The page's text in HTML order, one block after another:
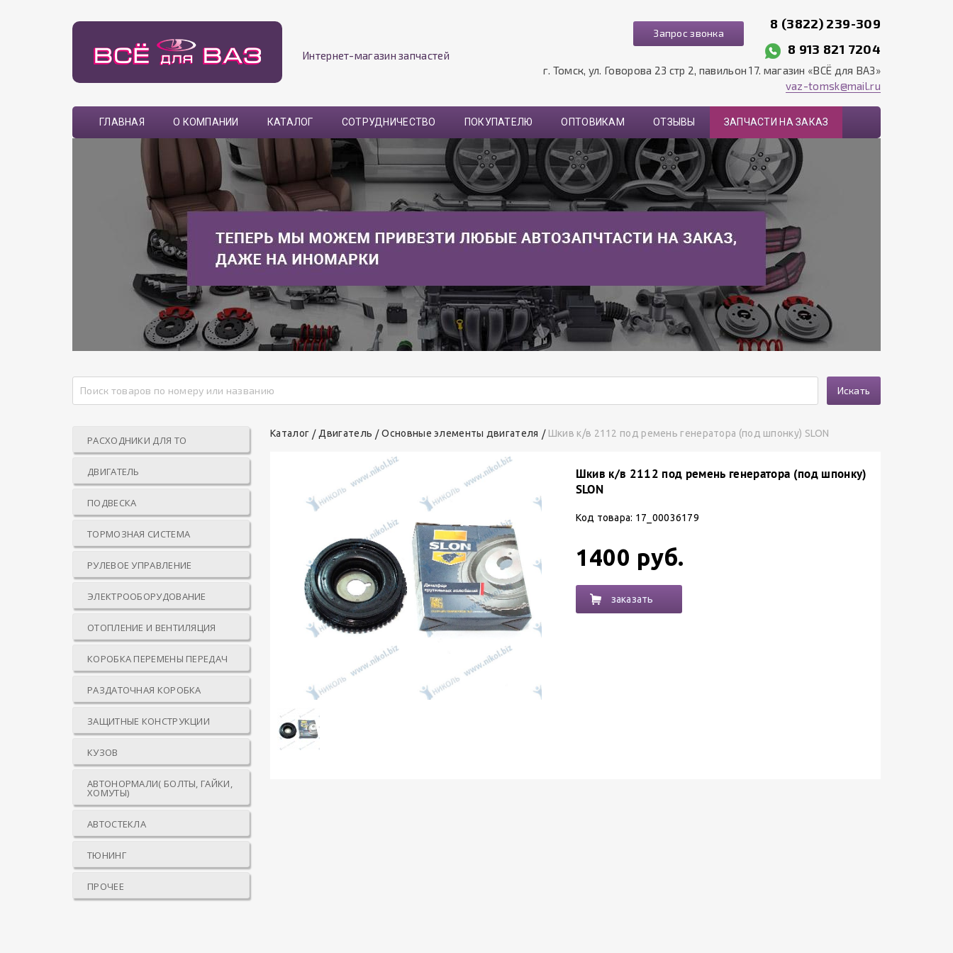
Интернет-магазин запчастей
Запрос звонка
8 (3822) 239-309
8 913 821 7204
г. Томск, ул. Говорова 23 стр 2, павильон 17. магазин «ВСЁ для ВАЗ»
vaz-tomsk@mail.ru
ГЛАВНАЯ О КОМПАНИИ КАТАЛОГ СОТРУДНИЧЕСТВО ПОКУПАТЕЛЮ ОПТОВИКАМ ОТЗЫВЫ ЗАПЧАСТИ НА ЗАКАЗ
Искать
РАСХОДНИКИ ДЛЯ ТО
ДВИГАТЕЛЬ
ПОДВЕСКА
ТОРМОЗНАЯ СИСТЕМА
РУЛЕВОЕ УПРАВЛЕНИЕ
ЭЛЕКТРООБОРУДОВАНИЕ
ОТОПЛЕНИЕ И ВЕНТИЛЯЦИЯ
КОРОБКА ПЕРЕМЕНЫ ПЕРЕДАЧ
РАЗДАТОЧНАЯ КОРОБКА
ЗАЩИТНЫЕ КОНСТРУКЦИИ
КУЗОВ
АВТОНОРМАЛИ( БОЛТЫ, ГАЙКИ,
ХОМУТЫ)
АВТОСТЕКЛА
ТЮНИНГ
ПРОЧЕЕ
Каталог Двигатель Основные элементы двигателя Шкив к/в 2112 под ремень генератора (под шпонку) SLON
Шкив к/в 2112 под ремень генератора (под шпонку)
SLON
Код товара: 17_00036179
1400 руб.
заказать